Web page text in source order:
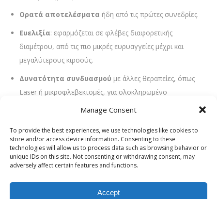
Manage Consent
To provide the best experiences, we use technologies like cookies to
store and/or access device information. Consenting to these
technologies will allow us to process data such as browsing behavior or
unique IDs on this site. Not consenting or withdrawing consent, may
adversely affect certain features and functions.
Accept
Ορατά αποτελέσματα ήδη από τις πρώτες συνεδρίες.
Ευελιξία: εφαρμόζεται σε φλέβες διαφορετικής
διαμέτρου, από τις πιο μικρές ευρυαγγείες μέχρι και
μεγαλύτερους κιρσούς.
Δυνατότητα συνδυασμού με άλλες θεραπείες, όπως
Laser ή μικροφλεβεκτομές, για ολοκληρωμένο